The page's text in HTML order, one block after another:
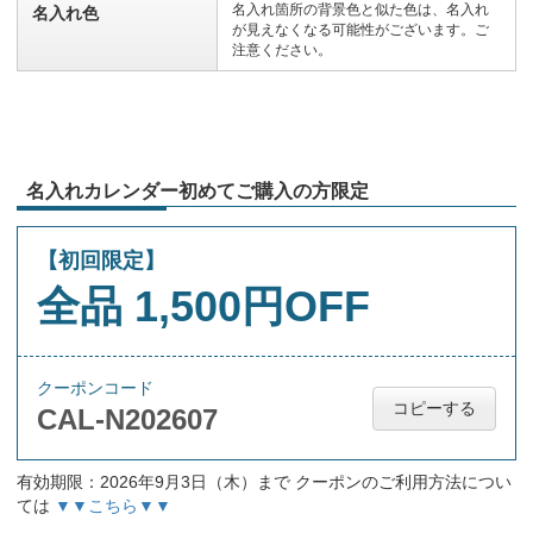
名入れ色
名入れ箇所の背景色と似た色は、名入れ
が見えなくなる可能性がございます。ご
注意ください。
名入れカレンダー初めてご購入の方限定
【初回限定】
全品 1,500円OFF
クーポンコード
CAL-N202607 コピーする
有効期限：2026年9月3日（木）まで クーポンのご利用方法につい
ては ▼▼こちら▼▼